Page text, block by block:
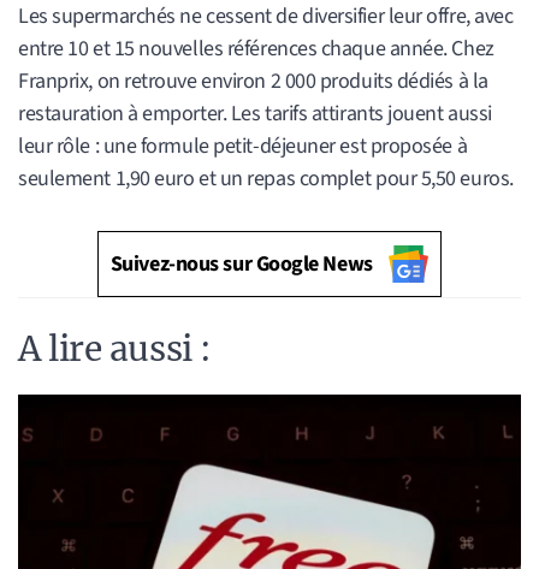
Les supermarchés ne cessent de diversifier leur offre, avec
entre 10 et 15 nouvelles références chaque année. Chez
Franprix, on retrouve environ 2 000 produits dédiés à la
restauration à emporter. Les tarifs attirants jouent aussi
leur rôle : une formule petit-déjeuner est proposée à
seulement 1,90 euro et un repas complet pour 5,50 euros.
Suivez-nous sur Google News
A lire aussi :